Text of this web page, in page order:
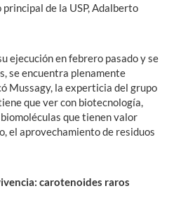
de la USP, Adalberto
ejecución en febrero pasado y se
se encuentra plenamente
Mussagy, la experticia del grupo
que ver con biotecnología,
que tienen valor
el aprovechamiento de residuos
carotenoides raros